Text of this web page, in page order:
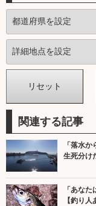
関連する記事
「落水
生死分け
「あな
【釣り人